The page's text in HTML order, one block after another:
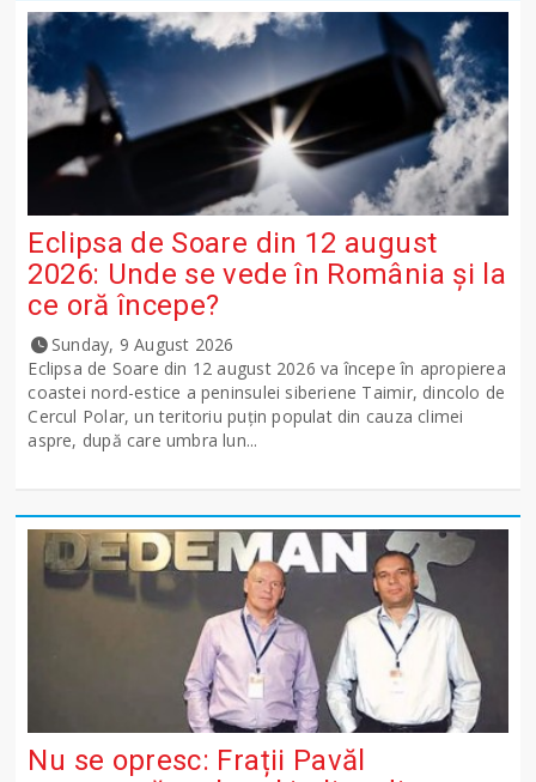
Eclipsa de Soare din 12 august
2026: Unde se vede în România și la
ce oră începe?
Sunday, 9 August 2026
Eclipsa de Soare din 12 august 2026 va începe în apropierea
coastei nord-estice a peninsulei siberiene Taimir, dincolo de
Cercul Polar, un teritoriu puțin populat din cauza climei
aspre, după care umbra lun...
Nu se opresc: Frații Pavăl